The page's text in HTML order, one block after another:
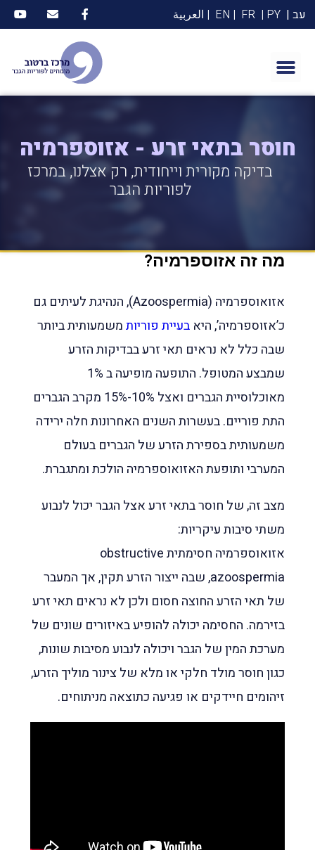
עב | PY |
FR
| EN | العربية
חוסר בתאי זרע - אזוספרמיה
בדיקה מקורית וייחודית, רק אצלנו, במרכז
לפוריות הגבר
מה זה אזוספרמיה?
אזואוספרמיה (Azoospermia), הנהיגת לעיתים גם
כ’אזוספרמיה’, היא בעיית פוריותמשמעותית ביותר
שבה כלל לא נראים תאי זרע בבדיקות הזרע
שמבצע המטופל. התופעה מופיעה ב 1%
מאוכלוסיית הגברים ואצל 10%-15% מקרב הגברים
התת פוריים. בעשרות השנים האחרונות חלה ירידה
משמעותית בספירת הזרע של הגברים בעולם
המערבי ותופעת האזואוספרמיה הולכת ומתגברת.
מצב זה, של חוסר בתאי זרע אצל הגבר יכול לנבוע
משתי סיבות עיקריות:
אזואוספרמיה חסימתית obstructive
azoospermia, שבה ייצור הזרע תקין, אך המעבר
של תאי הזרע החוצה חסום ולכן לא נראים תאי זרע
בזירמה. החסימה יכולה להופיע באיזורים שונים של
מערכת המין של הגבר ויכולה לנבוע מסיבות שונות,
כגון חוסר מולד חלקי או מלא של צינור מוליך הזרע,
זיהומים חיידקים או פגיעה כתוצאה מניתוחים.